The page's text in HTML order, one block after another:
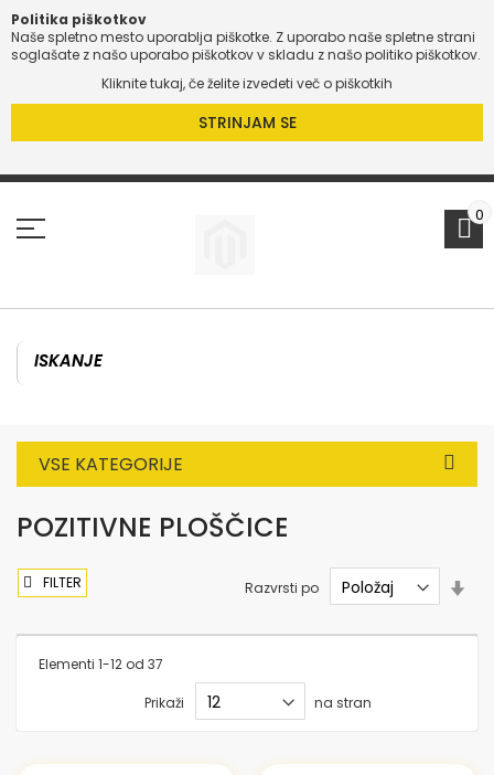
Politika piškotkov
Naše spletno mesto uporablja piškotke. Z uporabo naše spletne strani
soglašate z našo uporabo piškotkov v skladu z našo politiko piškotkov.
Kliknite tukaj, če želite izvedeti več o piškotkih
STRINJAM SE
Preskoči
0
VSE KATEGORIJE
POZITIVNE PLOŠČICE
Elementi 1-12 od 37
Prikaži na stran
Razvrsti po
FILTER